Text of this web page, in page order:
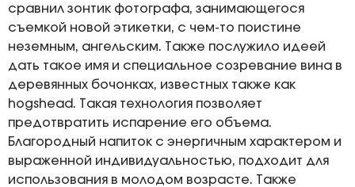
сравнил зонтик фотографа, занимающегося
съемкой новой этикетки, с чем-то поистине
неземным, ангельским. Также послужило идеей
дать такое имя и специальное созревание вина в
деревянных бочонках, известных также как
hogshead. Такая технология позволяет
предотвратить испарение его объема.
Благородный напиток с энергичным характером и
выраженной индивидуальностью, подходит для
использования в молодом возрасте. Также